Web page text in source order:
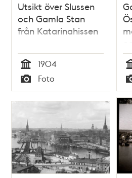
Utsikt över Slussen
och Gamla Stan
från Katarinahissen
Tid
1904
Typ
Foto